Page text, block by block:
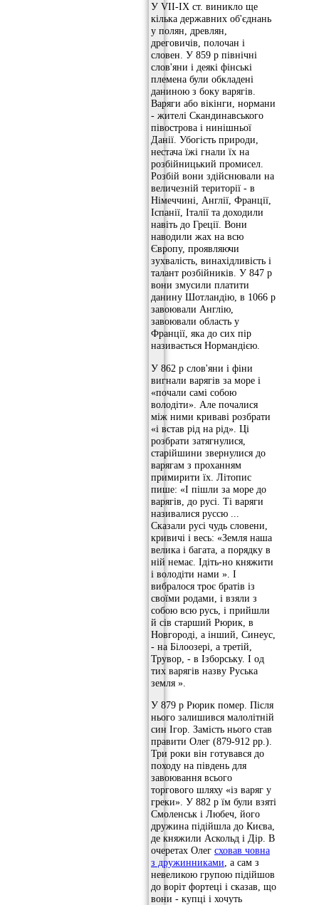
У VII-IX ст. виникло ще
кілька державних об'єднань
у полян, древлян,
дреговичів, полочан і
словен. У 859 р північні
слов'яни і деякі фінські
племена були обкладені
даниною з боку варягів.
Варяги або вікінги, нормани
- жителі Скандинавського
півострова і нинішньої
Данії. Убогість природи,
нестача їжі гнали їх на
розбійницький промисел.
Розбій вони здійснювали на
величезній території - в
Німеччині, Англії, Франції,
Іспанії, Італії та доходили
навіть до Греції. Вони
наводили жах на всю
Європу, проявляючи
зухвалість, винахідливість і
талант розбійників. У 847 р
вони змусили платити
данину Шотландію, в 1066 р
завоювали Англію,
завоювали область у
Франції, яка до сих пір
називається Нормандією.
У 862 р слов'яни і фіни
вигнали варягів за море і
«почали самі собою
володіти». Але почалися
між ними криваві розбрати
«і встав рід на рід». Ці
розбрати затягнулися,
старійшини звернулися до
варягам з проханням
примирити їх. Літопис
пише: «І пішли за море до
варягів, до русі. Ті варяги
називалися руссю ...
Сказали русі чудь словени,
кривичі і весь: «Земля наша
велика і багата, а порядку в
ній немає. Ідіть-но княжити
і володіти нами ». І
вибралося троє братів із
своїми родами, і взяли з
собою всю русь, і прийшли
й сів старший Рюрик, в
Новгороді, а інший, Синеус,
- на Білоозері, а третій,
Трувор, - в Ізборську. І од
тих варягів назву Руська
земля ».
У 879 р Рюрик помер. Після
нього залишився малолітній
син Ігор. Замість нього став
правити Олег (879-912 рр.).
Три роки він готувався до
походу на південь для
завоювання всього
торгового шляху «із варяг у
греки». У 882 р їм були взяті
Смоленськ і Любеч, його
дружина підійшла до Києва,
де княжили Аскольд і Дір. В
очеретах Олег сховав човна
з дружинниками , а сам з
невеликою групою підійшов
до воріт фортеці і сказав, що
вони - купці і хочуть